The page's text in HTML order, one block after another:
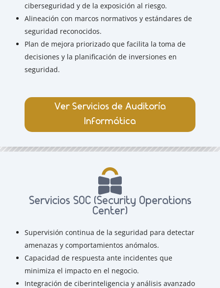
ciberseguridad y de la exposición al riesgo.
Alineación con marcos normativos y estándares de
seguridad reconocidos.
Plan de mejora priorizado que facilita la toma de
decisiones y la planificación de inversiones en
seguridad.
Ver Servicios de Auditoría
Informática
Servicios SOC (Security Operations
Center)
Supervisión continua de la seguridad para detectar
amenazas y comportamientos anómalos.
Capacidad de respuesta ante incidentes que
minimiza el impacto en el negocio.
Integración de ciberinteligencia y análisis avanzado